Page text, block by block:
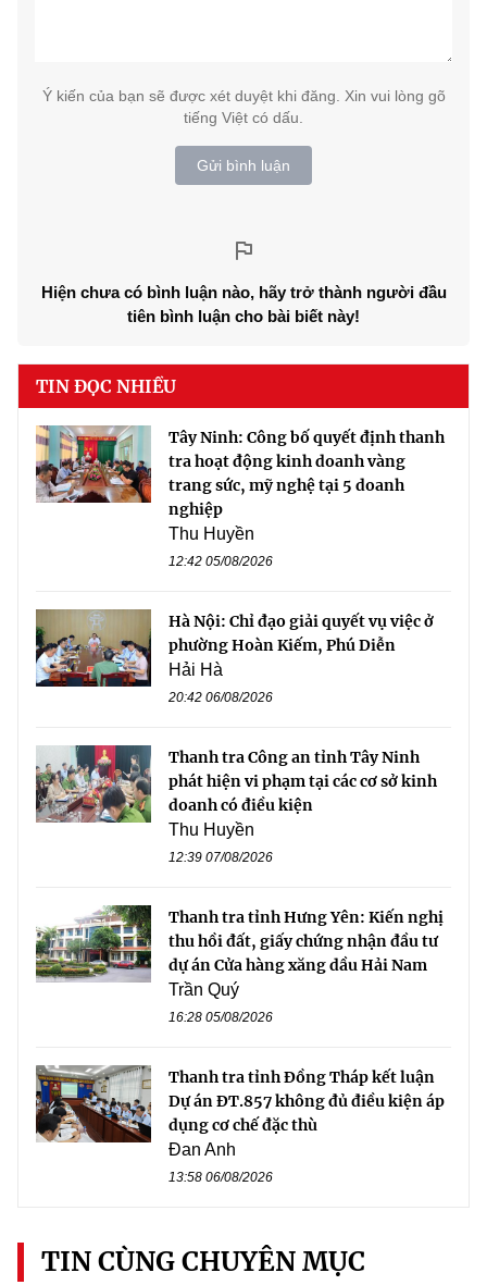
Ý kiến của bạn sẽ được xét duyệt khi đăng. Xin vui lòng gõ
tiếng Việt có dấu.
Gửi bình luận
Hiện chưa có bình luận nào, hãy trở thành người đầu
tiên bình luận cho bài biết này!
TIN ĐỌC NHIỀU
Tây Ninh: Công bố quyết định thanh
tra hoạt động kinh doanh vàng
trang sức, mỹ nghệ tại 5 doanh
nghiệp
Thu Huyền
12:42 05/08/2026
Hà Nội: Chỉ đạo giải quyết vụ việc ở
phường Hoàn Kiếm, Phú Diễn
Hải Hà
20:42 06/08/2026
Thanh tra Công an tỉnh Tây Ninh
phát hiện vi phạm tại các cơ sở kinh
doanh có điều kiện
Thu Huyền
12:39 07/08/2026
Thanh tra tỉnh Hưng Yên: Kiến nghị
thu hồi đất, giấy chứng nhận đầu tư
dự án Cửa hàng xăng dầu Hải Nam
Trần Quý
16:28 05/08/2026
Thanh tra tỉnh Đồng Tháp kết luận
Dự án ĐT.857 không đủ điều kiện áp
dụng cơ chế đặc thù
Đan Anh
13:58 06/08/2026
TIN CÙNG CHUYÊN MỤC